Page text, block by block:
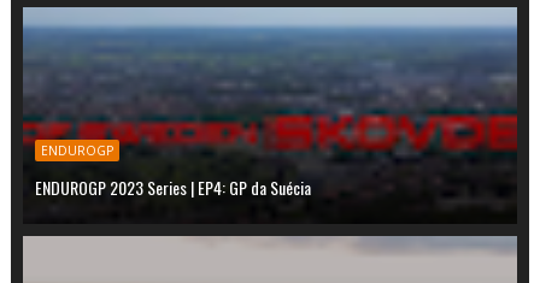
ENDUROGP
ENDUROGP 2023 Series | EP4: GP da Suécia